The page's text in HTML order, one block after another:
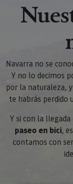
Navarra no se
Y no lo decimos
por la naturaleza,
te habrás perdido
Y si con la
paseo en bici,
contamos con